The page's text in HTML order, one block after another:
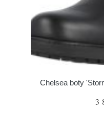
Chelsea boty
3